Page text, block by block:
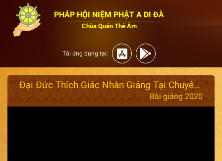
PHÁP HỘI NIỆM PHẬT A DI ĐÀ
Chùa Quán Thế Âm
Tải ứng dụng tại:
Đại Đức Thích Giác Nhàn Giảng Tại Chuyên Tu Tập 4 ngày 25/03/2020
Bài giảng 2020